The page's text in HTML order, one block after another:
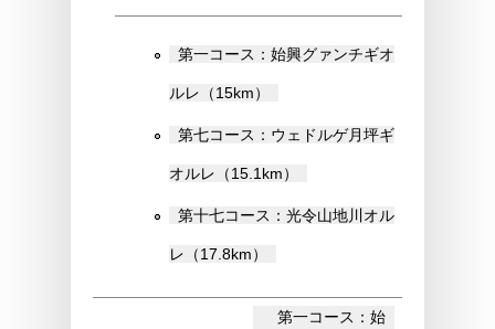
第一コース：始興グァンチギオ
ルレ（15km）
第七コース：ウェドルゲ月坪ギ
オルレ（15.1km）
第十七コース：光令山地川オル
レ（17.8km）
第一コース：始